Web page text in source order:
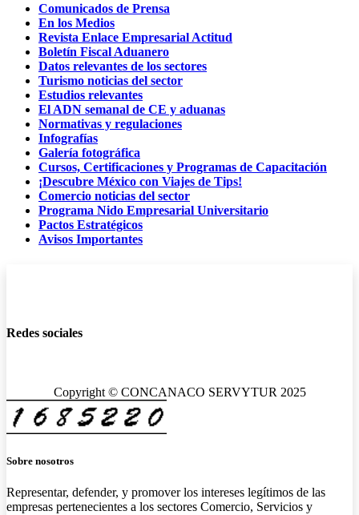
Comunicados de Prensa
En los Medios
Revista Enlace Empresarial Actitud
Boletín Fiscal Aduanero
Datos relevantes de los sectores
Turismo noticias del sector
Estudios relevantes
El ADN semanal de CE y aduanas
Normativas y regulaciones
Infografías
Galería fotográfica
Cursos, Certificaciones y Programas de Capacitación
¡Descubre México con Viajes de Tips!
Comercio noticias del sector
Programa Nido Empresarial Universitario
Pactos Estratégicos
Avisos Importantes
Redes sociales
Copyright © CONCANACO SERVYTUR 2025
Sobre nosotros
Representar, defender, y promover los intereses legítimos de las
empresas pertenecientes a los sectores Comercio, Servicios y